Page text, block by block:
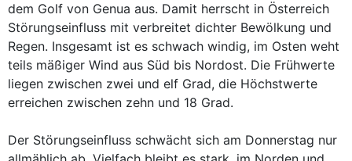
dem Golf von Genua aus. Damit herrscht in Österreich
Störungseinfluss mit verbreitet dichter Bewölkung und
Regen. Insgesamt ist es schwach windig, im Osten weht
teils mäßiger Wind aus Süd bis Nordost. Die Frühwerte
liegen zwischen zwei und elf Grad, die Höchstwerte
erreichen zwischen zehn und 18 Grad.
Der Störungseinfluss schwächt sich am Donnerstag nur